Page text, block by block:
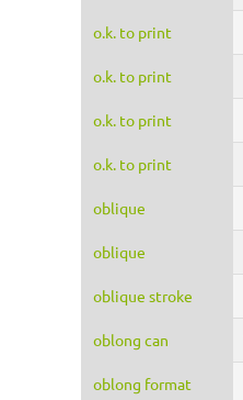
o.k. to print
o.k. to print
o.k. to print
o.k. to print
oblique
oblique
oblique stroke
oblong can
oblong format